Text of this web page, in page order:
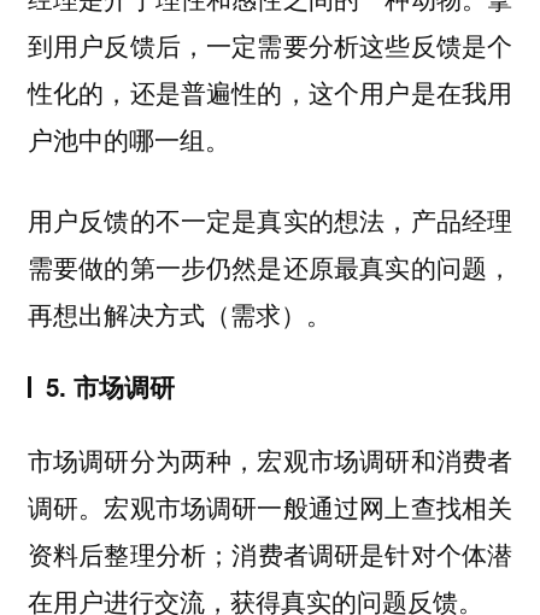
到用户反馈后，一定需要分析这些反馈是个
性化的，还是普遍性的，这个用户是在我用
户池中的哪一组。
用户反馈的不一定是真实的想法，产品经理
需要做的第一步仍然是还原最真实的问题，
再想出解决方式（需求）。
5. 市场调研
市场调研分为两种，宏观市场调研和消费者
调研。宏观市场调研一般通过网上查找相关
资料后整理分析；消费者调研是针对个体潜
在用户进行交流，获得真实的问题反馈。